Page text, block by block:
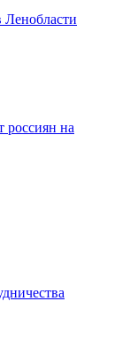
Ленобласти
россиян на